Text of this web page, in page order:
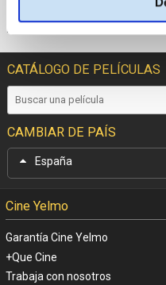
CATÁLOGO DE PELÍCULAS
CAMBIAR DE PAÍS
España
Cine Yelmo
Garantía Cine Yelmo
+Que Cine
Trabaja con nosotros